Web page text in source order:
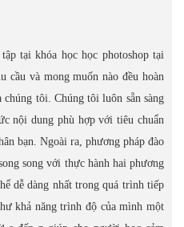
tại khóa học học photoshop tại
và mong muốn nào đều hoàn
chúng tôi. Chúng tôi luôn sẵn sàng
nội dung phù hợp với tiêu chuẩn
bạn. Ngoài ra, phương pháp đào
song với thực hành hai phương
dễ dàng nhất trong quá trình tiếp
khả năng trình độ của mình một